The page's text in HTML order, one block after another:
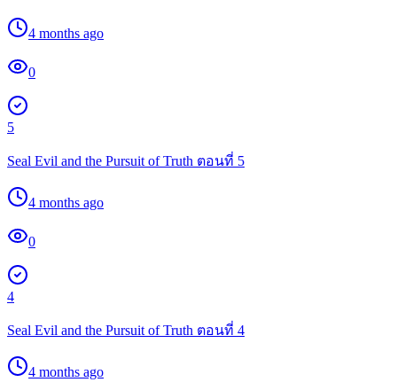
4 months ago
0
5
Seal Evil and the Pursuit of Truth ตอนที่ 5
4 months ago
0
4
Seal Evil and the Pursuit of Truth ตอนที่ 4
4 months ago